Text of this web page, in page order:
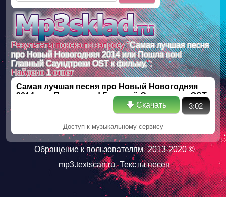
Результаты поиска по запросу "Самая лучшая песня
про Новый Новогодняя 2014 или Пошла вон!
Главный Саундтреки OST к фильму,":
Найдено1ответ
Самая лучшая песня про Новый Новогодняя
2014 или Пошла вон! Главный Саундтреки OST
🡇 Скачать 3:02
Доступ к музыкальному сервису
Обращение к пользователям 2013-2020 ©
mp3.textscan.ru Тексты песен